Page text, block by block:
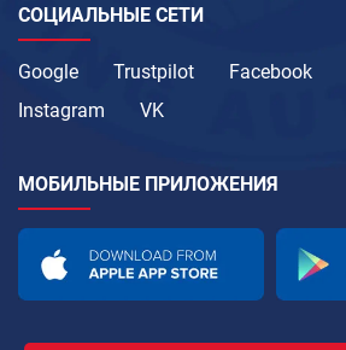
СОЦИАЛЬНЫЕ СЕТИ
Google Trustpilot Facebook
Instagram
VK
МОБИЛЬНЫЕ ПРИЛОЖЕНИЯ